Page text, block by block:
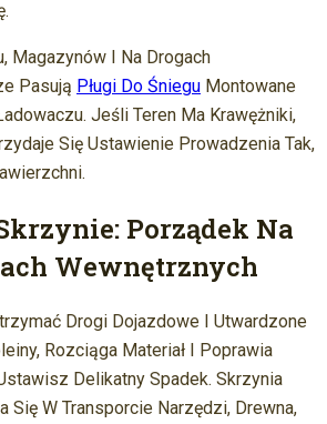
Magazynów I Na Drogach
Pasują Pługi Do Śniegu Montowane
Jeśli Teren Ma Krawężniki,
Się Ustawienie Prowadzenia Tak,
Porządek Na
Wewnętrznych
Drogi Dojazdowe I Utwardzone
Rozciąga Materiał I Poprawia
Delikatny Spadek. Skrzynia
Się W Transporcie Narzędzi, Drewna,